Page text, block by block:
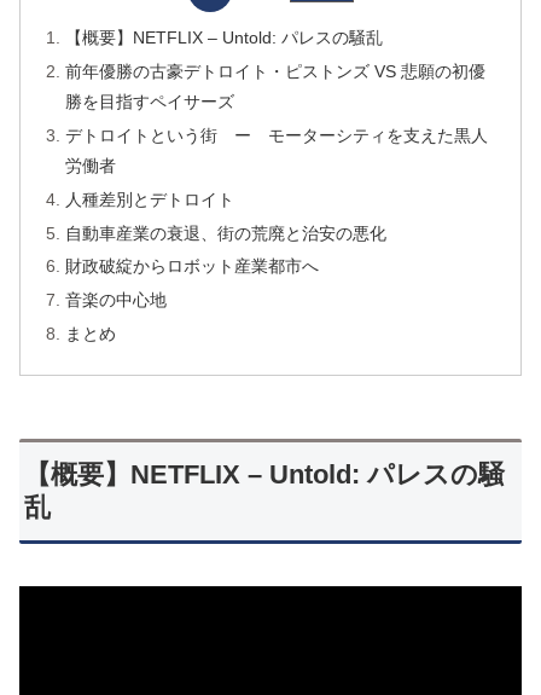
【概要】NETFLIX – Untold: パレスの騒乱
前年優勝の古豪デトロイト・ピストンズ VS 悲願の初優
勝を目指すペイサーズ
デトロイトという街 ー モーターシティを支えた黒人
労働者
人種差別とデトロイト
自動車産業の衰退、街の荒廃と治安の悪化
財政破綻からロボット産業都市へ
音楽の中心地
まとめ
【概要】NETFLIX – Untold: パレスの騒
乱